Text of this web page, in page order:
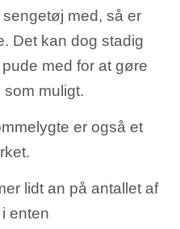
med, så er
Det kan dog stadig
med for at gøre
muligt.
er også et
lidt an på antallet af
enten